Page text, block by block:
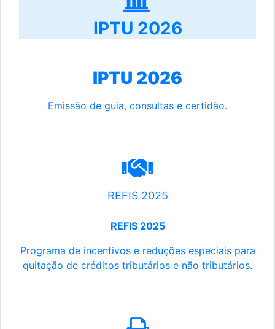
IPTU 2026
IPTU 2026
Emissão de guia, consultas e certidão.
REFIS 2025
REFIS 2025
Programa de incentivos e reduções especiais para
quitação de créditos tributários e não tributários.